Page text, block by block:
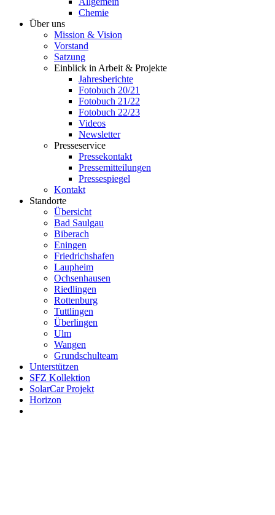
Chemie
Über uns
Mission & Vision
Vorstand
Satzung
Einblick in Arbeit & Projekte
Jahresberichte
Fotobuch 20/21
Fotobuch 21/22
Fotobuch 22/23
Videos
Newsletter
Presseservice
Pressekontakt
Pressemitteilungen
Pressespiegel
Kontakt
Standorte
Übersicht
Bad Saulgau
Biberach
Eningen
Friedrichshafen
Laupheim
Ochsenhausen
Riedlingen
Rottenburg
Tuttlingen
Überlingen
Ulm
Wangen
Grundschulteam
Unterstützen
SFZ Kollektion
SolarCar Projekt
Horizon